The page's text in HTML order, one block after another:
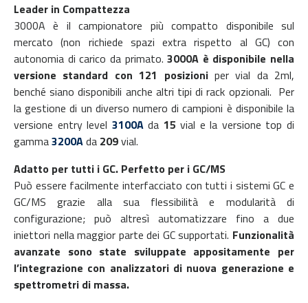
Leader in Compattezza
3000A è il campionatore più compatto disponibile sul
mercato (non richiede spazi extra rispetto al GC) con
autonomia di carico da primato.3000A è disponibile nella
versione standard con 121 posizioni per vial da 2ml,
benché siano disponibili anche altri tipi di rack opzionali. Per
la gestione di un diverso numero di campioni è disponibile la
versione entry level 3100Ada 15 vial e la versione top di
gamma3200Ada 209vial.
Adatto per tutti i GC. Perfetto per i GC/MS
Può essere facilmente interfacciato con tutti i sistemi GC e
GC/MS grazie alla sua flessibilità e modularità di
configurazione; può altresì automatizzare fino a due
iniettori nella maggior parte dei GC supportati. Funzionalità
avanzate sono state sviluppate appositamente per
l’integrazione con analizzatori di nuova generazione e
spettrometri di massa.